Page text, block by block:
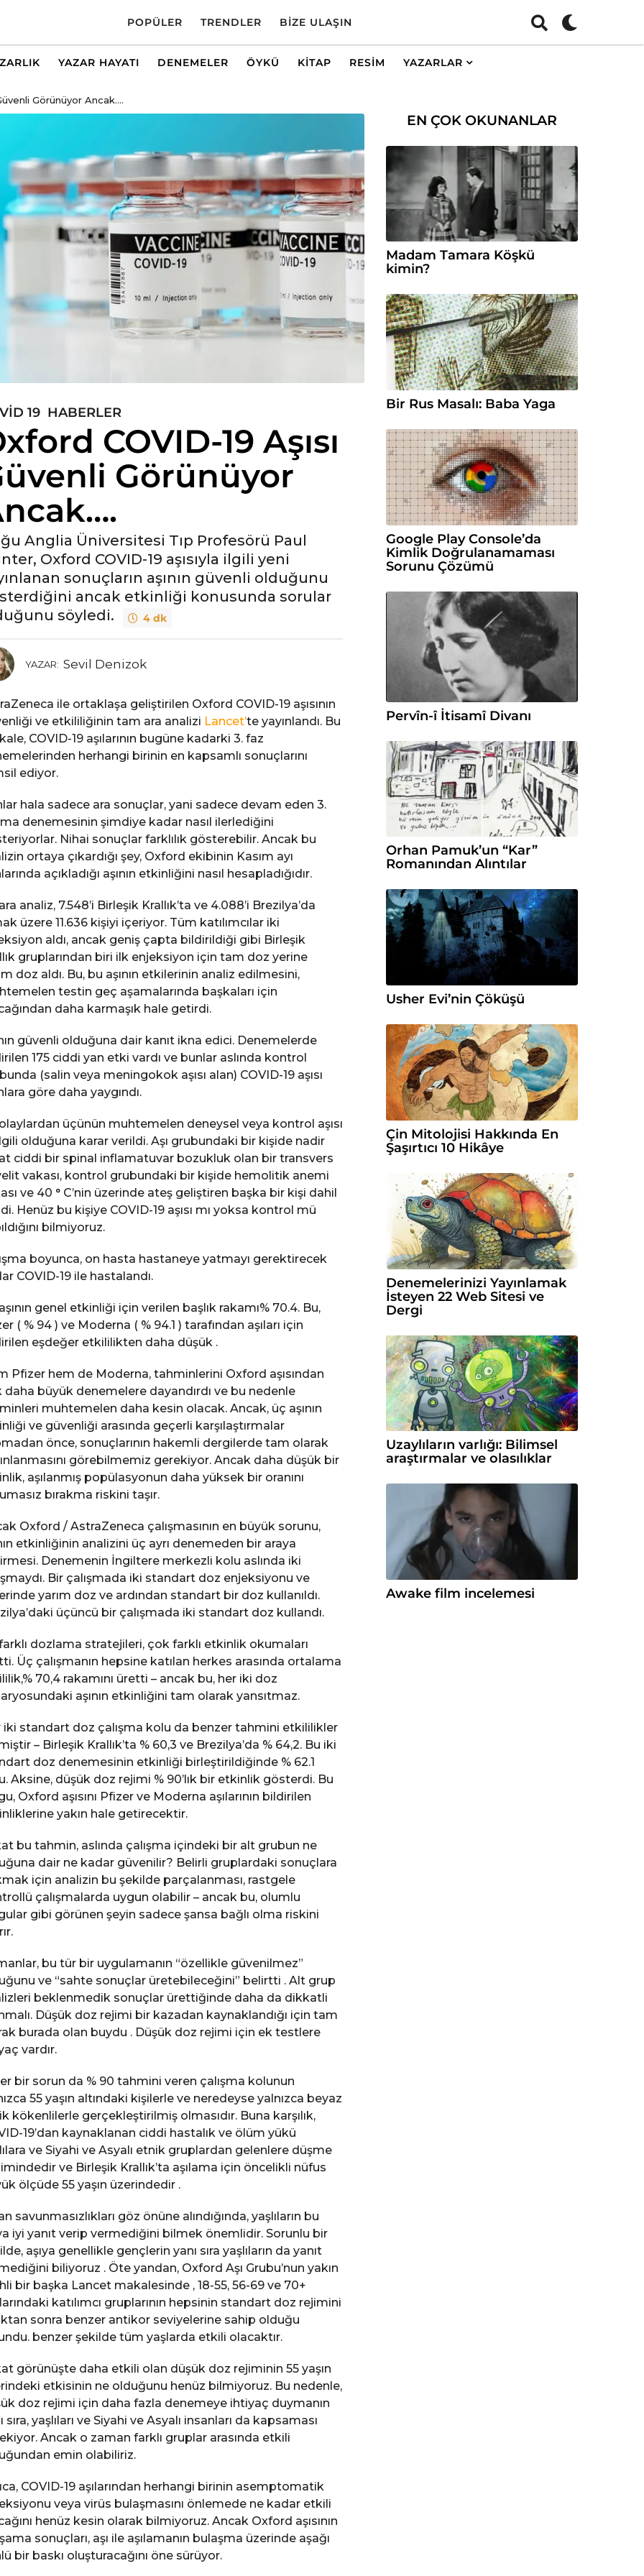
POPÜLER TRENDLER BIZE ULAŞIN
YAZAR HAYATI DENEMELER ÖYKÜ KITAP RESIM YAZARLAR
Görünüyor Ancak....
19 ,HABERLER
COVID-19 Aşısı
Görünüyor
Anglia Üniversitesi Tıp Profesörü Paul
Oxford COVID-19 aşısıyla ilgili yeni
sonuçların aşının güvenli olduğunu
ancak etkinliği konusunda sorular
söyledi.
4 dk
YAZAR: Sevil Denizok
ile ortaklaşa geliştirilen Oxford COVID-19 aşısının
ve etkililiğinin tam ara analizi Lancet’te yayınlandı. Bu
COVID-19 aşılarının bugüne kadarki 3. faz
herhangi birinin en kapsamlı sonuçlarını
ediyor.
hala sadece ara sonuçlar, yani sadece devam eden 3.
denemesinin şimdiye kadar nasıl ilerlediğini
Nihai sonuçlar farklılık gösterebilir. Ancak bu
ortaya çıkardığı şey, Oxford ekibinin Kasım ayı
açıkladığı aşının etkinliğini nasıl hesapladığıdır.
analiz, 7.548’i Birleşik Krallık’ta ve 4.088’i Brezilya’da
üzere 11.636 kişiyi içeriyor. Tüm katılımcılar iki
aldı, ancak geniş çapta bildirildiği gibi Birleşik
gruplarından biri ilk enjeksiyon için tam doz yerine
doz aldı. Bu, bu aşının etkilerinin analiz edilmesini,
testin geç aşamalarında başkaları için
daha karmaşık hale getirdi.
güvenli olduğuna dair kanıt ikna edici. Denemelerde
175 ciddi yan etki vardı ve bunlar aslında kontrol
(salin veya meningokok aşısı alan) COVID-19 aşısı
göre daha yaygındı.
üçünün muhtemelen deneysel veya kontrol aşısı
olduğuna karar verildi. Aşı grubundaki bir kişide nadir
ciddi bir spinal inflamatuvar bozukluk olan bir transvers
vakası, kontrol grubundaki bir kişide hemolitik anemi
ve 40 ° C’nin üzerinde ateş geliştiren başka bir kişi dahil
Henüz bu kişiye COVID-19 aşısı mı yoksa kontrol mü
bilmiyoruz.
boyunca, on hasta hastaneye yatmayı gerektirecek
COVID-19 ile hastalandı.
genel etkinliği için verilen başlık rakamı% 70.4. Bu,
( % 94 ) ve Moderna ( % 94.1 ) tarafından aşıları için
eşdeğer etkililikten daha düşük .
Pfizer hem de Moderna, tahminlerini Oxford aşısından
daha büyük denemelere dayandırdı ve bu nedenle
muhtemelen daha kesin olacak. Ancak, üç aşının
ve güvenliği arasında geçerli karşılaştırmalar
önce, sonuçlarının hakemli dergilerde tam olarak
görebilmemiz gerekiyor. Ancak daha düşük bir
aşılanmış popülasyonun daha yüksek bir oranını
bırakma riskini taşır.
Oxford / AstraZeneca çalışmasının en büyük sorunu,
etkinliğinin analizini üç ayrı denemeden bir araya
Denemenin İngiltere merkezli kolu aslında iki
Bir çalışmada iki standart doz enjeksiyonu ve
yarım doz ve ardından standart bir doz kullanıldı.
üçüncü bir çalışmada iki standart doz kullandı.
dozlama stratejileri, çok farklı etkinlik okumaları
Üç çalışmanın hepsine katılan herkes arasında ortalama
70,4 rakamını üretti – ancak bu, her iki doz
aşının etkinliğini tam olarak yansıtmaz.
iki standart doz çalışma kolu da benzer tahmini etkililikler
– Birleşik Krallık’ta % 60,3 ve Brezilya’da % 64,2. Bu iki
doz denemesinin etkinliği birleştirildiğinde % 62.1
Aksine, düşük doz rejimi % 90’lık bir etkinlik gösterdi. Bu
Oxford aşısını Pfizer ve Moderna aşılarının bildirilen
yakın hale getirecektir.
bu tahmin, aslında çalışma içindeki bir alt grubun ne
dair ne kadar güvenilir? Belirli gruplardaki sonuçlara
için analizin bu şekilde parçalanması, rastgele
çalışmalarda uygun olabilir – ancak bu, olumlu
gibi görünen şeyin sadece şansa bağlı olma riskini
bu tür bir uygulamanın “özellikle güvenilmez”
ve “sahte sonuçlar üretebileceğini” belirtti . Alt grup
beklenmedik sonuçlar ürettiğinde daha da dikkatli
Düşük doz rejimi bir kazadan kaynaklandığı için tam
burada olan buydu . Düşük doz rejimi için ek testlere
vardır.
bir sorun da % 90 tahmini veren çalışma kolunun
55 yaşın altındaki kişilerle ve neredeyse yalnızca beyaz
kökenlilerle gerçekleştirilmiş olmasıdır. Buna karşılık,
19’dan kaynaklanan ciddi hastalık ve ölüm yükü
ve Siyahi ve Asyalı etnik gruplardan gelenlere düşme
ve Birleşik Krallık’ta aşılama için öncelikli nüfus
ölçüde 55 yaşın üzerindedir .
savunmasızlıkları göz önüne alındığında, yaşlıların bu
iyi yanıt verip vermediğini bilmek önemlidir. Sorunlu bir
aşıya genellikle gençlerin yanı sıra yaşlıların da yanıt
biliyoruz . Öte yandan, Oxford Aşı Grubu’nun yakın
bir başka Lancet makalesinde , 18-55, 56-69 ve 70+
katılımcı gruplarının hepsinin standart doz rejimini
sonra benzer antikor seviyelerine sahip olduğu
benzer şekilde tüm yaşlarda etkili olacaktır.
görünüşte daha etkili olan düşük doz rejiminin 55 yaşın
etkisinin ne olduğunu henüz bilmiyoruz. Bu nedenle,
doz rejimi için daha fazla denemeye ihtiyaç duymanın
sıra, yaşlıları ve Siyahi ve Asyalı insanları da kapsaması
Ancak o zaman farklı gruplar arasında etkili
emin olabiliriz.
COVID-19 aşılarından herhangi birinin asemptomatik
veya virüs bulaşmasını önlemede ne kadar etkili
henüz kesin olarak bilmiyoruz. Ancak Oxford aşısının
sonuçları, aşı ile aşılamanın bulaşma üzerinde aşağı
bir baskı oluşturacağını öne sürüyor.
EN ÇOK OKUNANLAR
Madam Tamara Köşkü
kimin?
Bir Rus Masalı: Baba Yaga
Google Play Console’da
Kimlik Doğrulanamaması
Sorunu Çözümü
Pervîn-î İtisamî Divanı
Orhan Pamuk’un “Kar”
Romanından Alıntılar
Usher Evi’nin Çöküşü
Çin Mitolojisi Hakkında En
Şaşırtıcı 10 Hikâye
Denemelerinizi Yayınlamak
İsteyen 22 Web Sitesi ve
Dergi
Uzaylıların varlığı: Bilimsel
araştırmalar ve olasılıklar
Awake film incelemesi